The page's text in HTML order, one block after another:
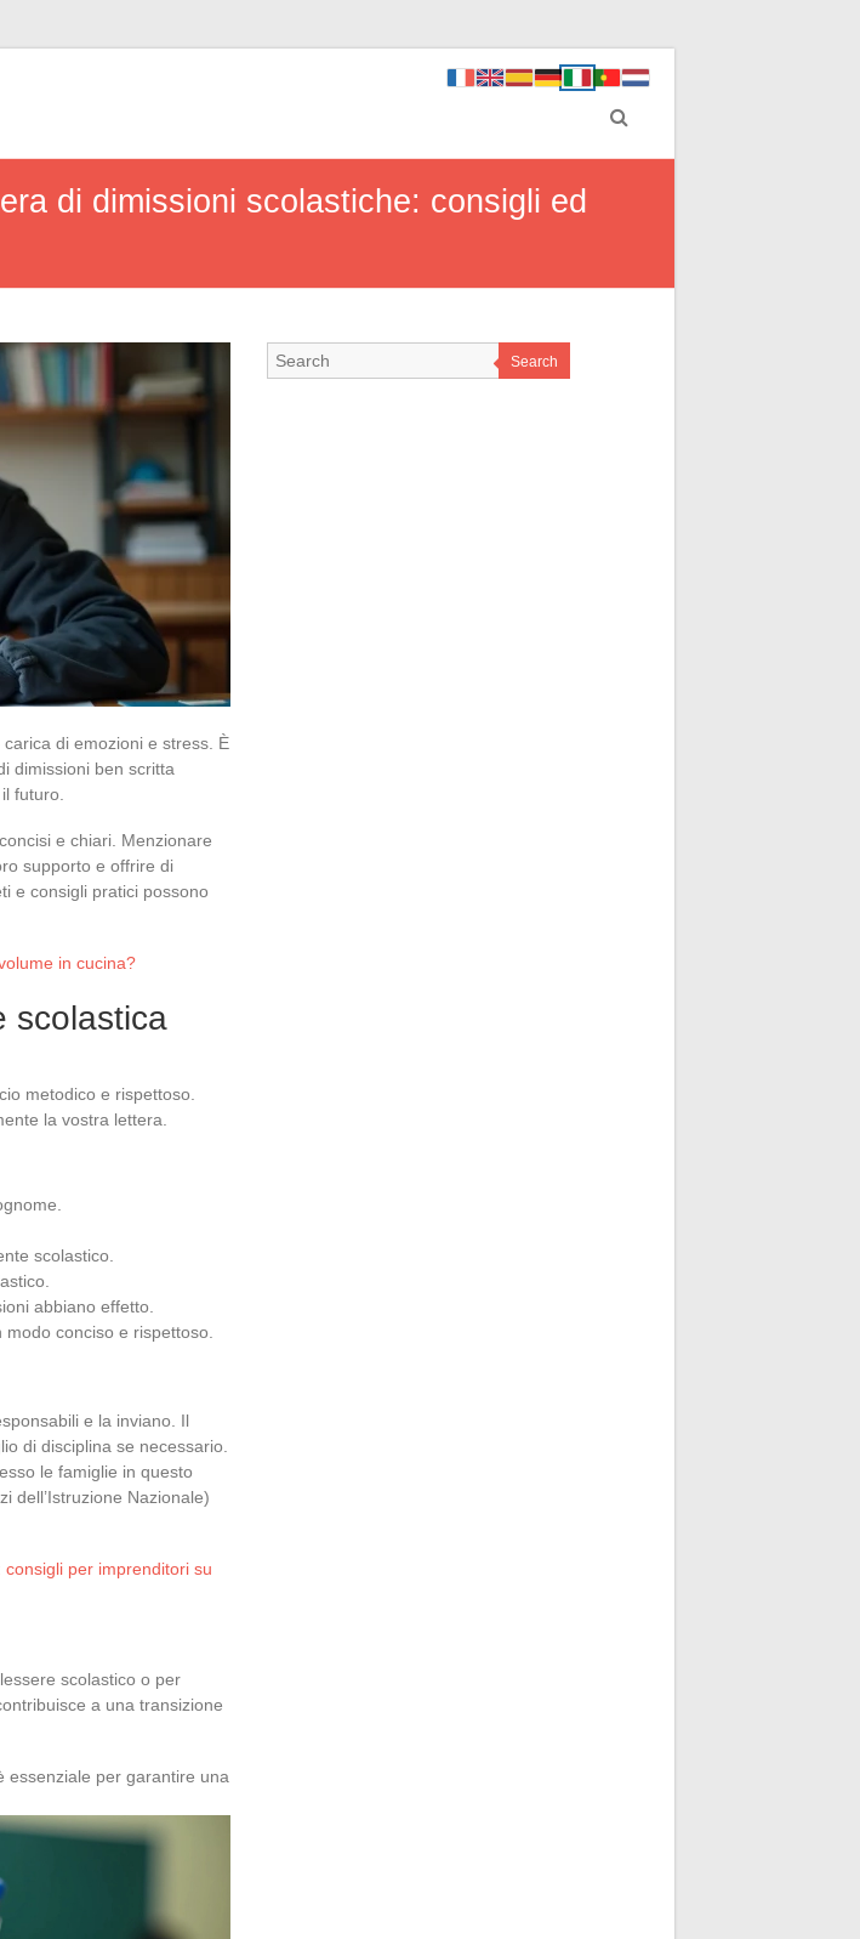
di dimissioni scolastiche: consigli ed
di emozioni e stress. È
dimissioni ben scritta
futuro.
e chiari. Menzionare
supporto e offrire di
e consigli pratici possono
in cucina?
scolastica
metodico e rispettoso.
la vostra lettera.
scolastico.
abbiano effetto.
conciso e rispettoso.
e la inviano. Il
di disciplina se necessario.
le famiglie in questo
dell’Istruzione Nazionale)
per imprenditori su
scolastico o per
a una transizione
essenziale per garantire una
Search